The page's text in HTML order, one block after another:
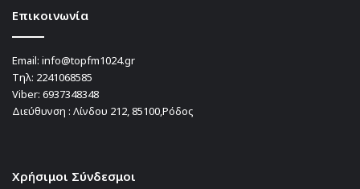
Επικοινωνία
Email: info@topfm1024.gr
Τηλ: 2241068585
Viber: 6937348348
Διεύθυνση : Λίνδου 212, 85100,Ρόδος
Χρήσιμοι Σύνδεσμοι